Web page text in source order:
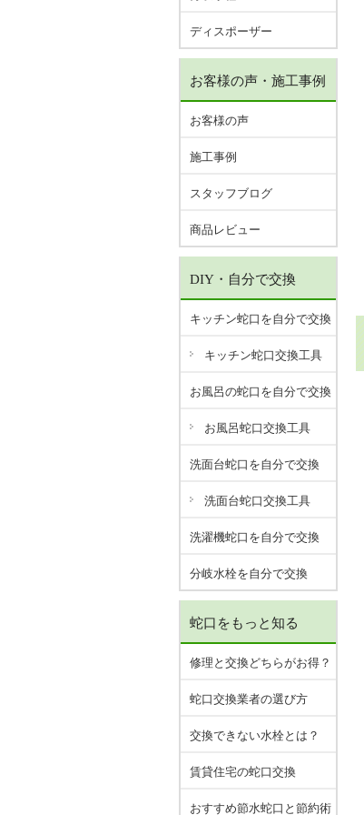
ディスポーザー
お客様の声・施工事例
お客様の声
施工事例
スタッフブログ
商品レビュー
DIY・自分で交換
キッチン蛇口を自分で交換
キッチン蛇口交換工具
お風呂の蛇口を自分で交換
お風呂蛇口交換工具
洗面台蛇口を自分で交換
洗面台蛇口交換工具
洗濯機蛇口を自分で交換
分岐水栓を自分で交換
蛇口をもっと知る
修理と交換どちらがお得？
蛇口交換業者の選び方
交換できない水栓とは？
賃貸住宅の蛇口交換
おすすめ節水蛇口と節約術